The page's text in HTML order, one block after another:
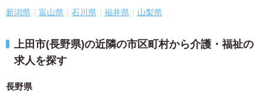
新潟県 富山県 石川県 福井県 山梨県
上田市(長野県)の近隣の市区町村から介護・福祉の
求人を探す
長野県